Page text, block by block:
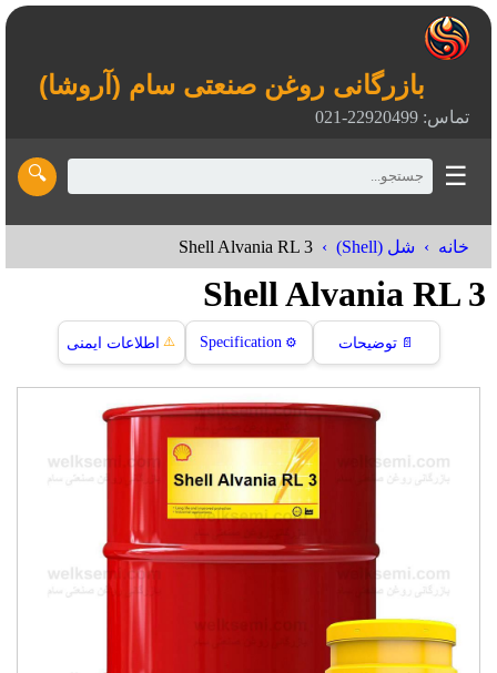
بازرگانی روغن صنعتی سام (آروشا)
تماس: 22920499-021
☰
🔍
خانه شل (Shell) Shell Alvania RL 3
Shell Alvania RL 3
📄 توضیحات ⚙️
Specification
⚠️ اطلاعات ایمنی